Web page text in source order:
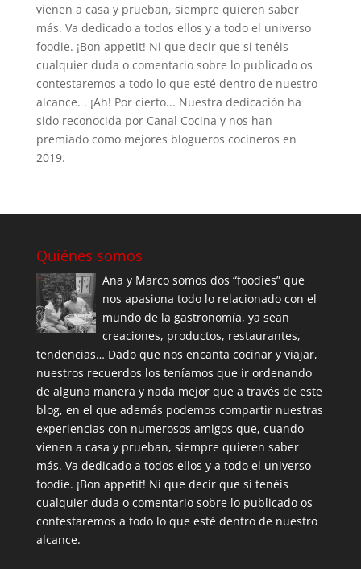
vienen a casa y prueban, siempre quieren saber
más. Va dedicado a todos ellos y a todo el universo
foodie. ¡Bon appetit! Ni que decir que si tenéis
cualquier duda o comentario sobre lo publicado os
contestaremos a todo lo que esté dentro de nuestro
alcance. . ¡Ah! Por cierto... Nuestra dedicación ha
sido reconocida por Canal Cocina y nos han
premiado como mejores blogueros cocineros en
2019.
Quiénes somos
Ana y Marco somos dos “foodies” que
nos apasiona todo lo relacionado con el
mundo de la gastronomía, ya sean
creaciones, productos, restaurantes,
tendencias… Dado que nos encanta cocinar y viajar,
nuestros recuerdos los teníamos que ir ordenando
de alguna manera y nada mejor que a través de este
blog, en el que además podemos compartir nuestras
experiencias con numerosos amigos que, cuando
vienen a casa y prueban, siempre quieren saber
más. Va dedicado a todos ellos y a todo el universo
foodie. ¡Bon appetit! Ni que decir que si tenéis
cualquier duda o comentario sobre lo publicado os
contestaremos a todo lo que esté dentro de nuestro
alcance.